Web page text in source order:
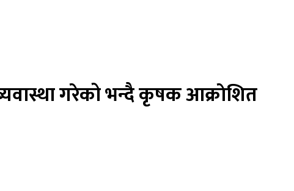
गरेको भन्दै कृषक आक्राेशित